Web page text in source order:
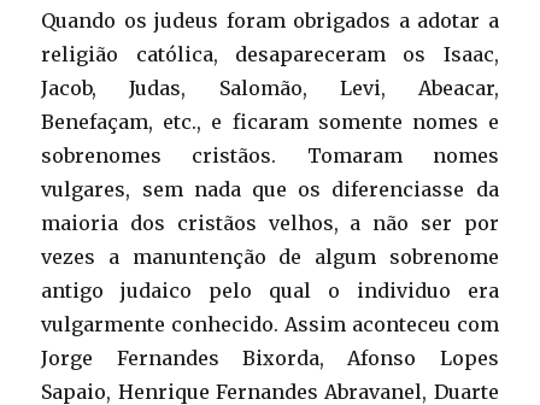
Quando os judeus foram obrigados a adotar a
religião católica, desapareceram os Isaac,
Jacob, Judas, Salomão, Levi, Abeacar,
Benefaçam, etc., e ficaram somente nomes e
sobrenomes cristãos. Tomaram nomes
vulgares, sem nada que os diferenciasse da
maioria dos cristãos velhos, a não ser por
vezes a manuntenção de algum sobrenome
antigo judaico pelo qual o individuo era
vulgarmente conhecido. Assim aconteceu com
Jorge Fernandes Bixorda, Afonso Lopes
Sapaio, Henrique Fernandes Abravanel, Duarte